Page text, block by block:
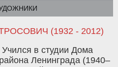
(1932 - 2012)
в студии Дома
Ленинграда (1940–